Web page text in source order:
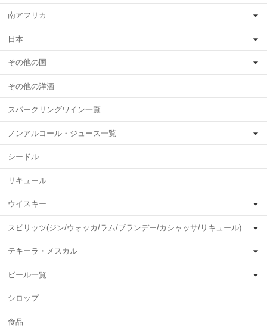
南アフリカ
日本
その他の国
その他の洋酒
スパークリングワイン一覧
ノンアルコール・ジュース一覧
シードル
リキュール
ウイスキー
スピリッツ(ジン/ウォッカ/ラム/ブランデー/カシャッサ/リキュール)
テキーラ・メスカル
ビール一覧
シロップ
食品